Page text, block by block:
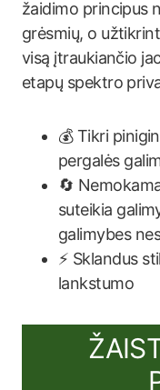
žaidimo principus
grėsmių, o
visą įtraukiančio
etapų spektro
💰 Tikri
pergalės
🔄
suteikia
galimybes
⚡️ Sklandus
lankstumo